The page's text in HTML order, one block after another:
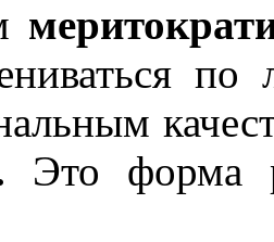
Это форма